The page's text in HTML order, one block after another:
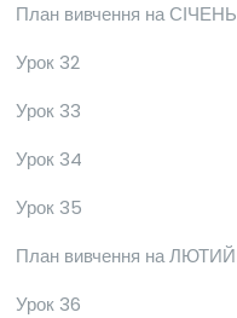
План вивчення на СІЧЕНЬ
Урок 32
Урок 33
Урок 34
Урок 35
План вивчення на ЛЮТИЙ
Урок 36